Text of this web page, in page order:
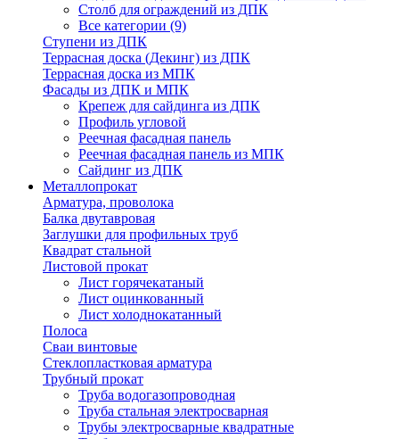
Столб для ограждений из ДПК
Все категории (9)
Ступени из ДПК
Террасная доска (Декинг) из ДПК
Террасная доска из МПК
Фасады из ДПК и МПК
Крепеж для сайдинга из ДПК
Профиль угловой
Реечная фасадная панель
Реечная фасадная панель из МПК
Сайдинг из ДПК
Металлопрокат
Арматура, проволока
Балка двутавровая
Заглушки для профильных труб
Квадрат стальной
Листовой прокат
Лист горячекатаный
Лист оцинкованный
Лист холоднокатанный
Полоса
Сваи винтовые
Стеклопластковая арматура
Трубный прокат
Труба водогазопроводная
Труба стальная электросварная
Трубы электросварные квадратные